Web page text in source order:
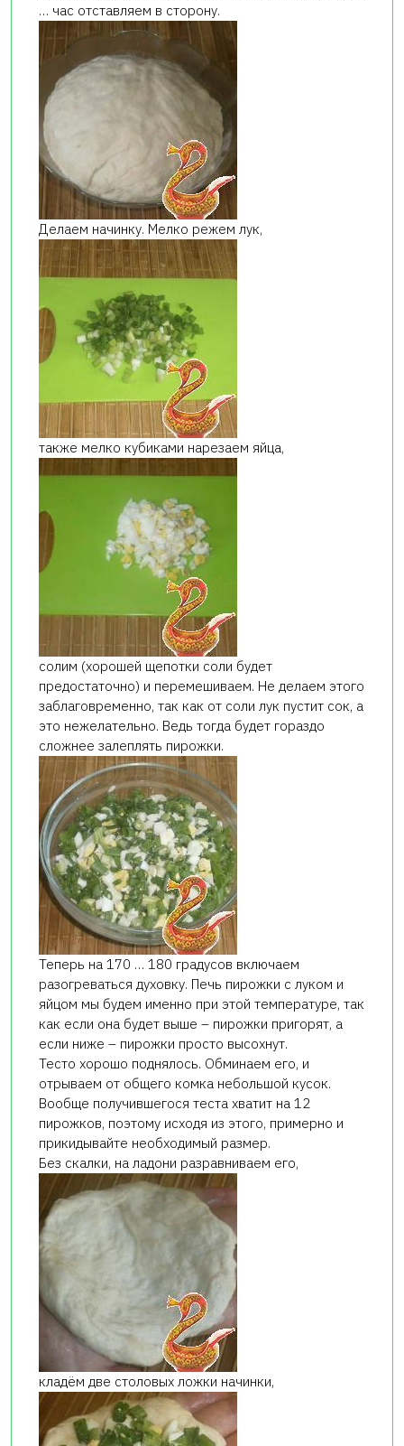
… час отставляем в сторону.
Делаем начинку. Мелко режем лук,
также мелко кубиками нарезаем яйца,
солим (хорошей щепотки соли будет
предостаточно) и перемешиваем. Не делаем этого
заблаговременно, так как от соли лук пустит сок, а
это нежелательно. Ведь тогда будет гораздо
сложнее залеплять пирожки.
Теперь на 170 … 180 градусов включаем
разогреваться духовку. Печь пирожки с луком и
яйцом мы будем именно при этой температуре, так
как если она будет выше – пирожки пригорят, а
если ниже – пирожки просто высохнут.
Тесто хорошо поднялось. Обминаем его, и
отрываем от общего комка небольшой кусок.
Вообще получившегося теста хватит на 12
пирожков, поэтому исходя из этого, примерно и
прикидывайте необходимый размер.
Без скалки, на ладони разравниваем его,
кладём две столовых ложки начинки,